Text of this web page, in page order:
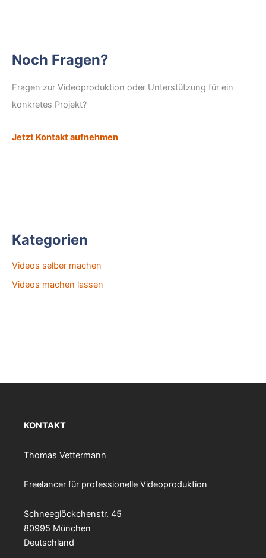
Noch Fragen?
Fragen zur Videoproduktion oder Unterstützung für ein
konkretes Projekt?
Jetzt Kontakt aufnehmen
Kategorien
Videos selber machen
Videos machen lassen
KONTAKT
Thomas Vettermann
Freelancer für professionelle Videoproduktion
Schneeglöckchenstr. 45
80995 München
Deutschland